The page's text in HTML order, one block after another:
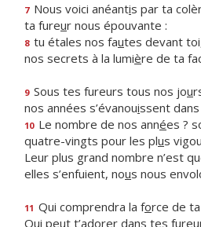
7 Nous voici anéantis par ta
ta fureur nous épouvante :
8 tu étales nos fautes devant
nos secrets à la lumière de ta
9 Sous tes fureurs tous nos jou
nos années s’évanouissent
10 Le nombre de nos années ?
quatre-vingts pour les plus
Leur plus grand nombre n’est
elles s’enfuient, nous nous
11 Qui comprendra la force de
Qui peut t’adorer dans tes